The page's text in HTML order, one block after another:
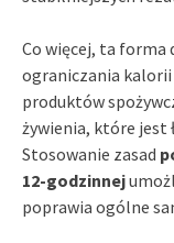
Co więcej, ta forma
ograniczania kalorii
produktów
żywienia, które jest
Stosowanie zasad
12-godzinnej
poprawia ogólne